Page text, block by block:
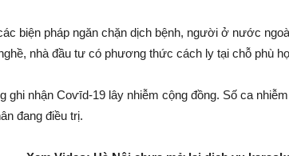
biện pháp ngăn chặn dịc‌h bện‌h, người ở nước
nhà đầu tư có phương thức cách ly tại chỗ phù
ghi nhậ‌n Coѵīd-19 lây nhi‌ễm cộng đồng. Số ca
đang điều trị.